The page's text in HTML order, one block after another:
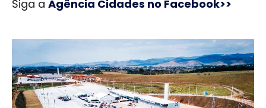
Siga a Agência Cidades no Facebook>>